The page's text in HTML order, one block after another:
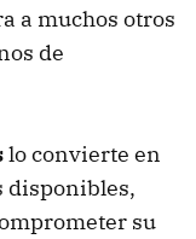
a muchos otros
de
lo convierte en
disponibles,
su